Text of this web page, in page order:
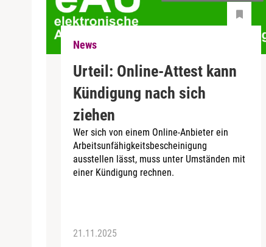
News
Urteil: Online-Attest kann
Kündigung nach sich
ziehen
Wer sich von einem Online-Anbieter ein
Arbeitsunfähigkeitsbescheinigung
ausstellen lässt, muss unter Umständen mit
einer Kündigung rechnen.
21.11.2025